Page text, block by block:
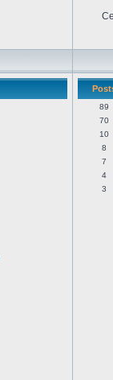
89
70
10
8
7
4
3